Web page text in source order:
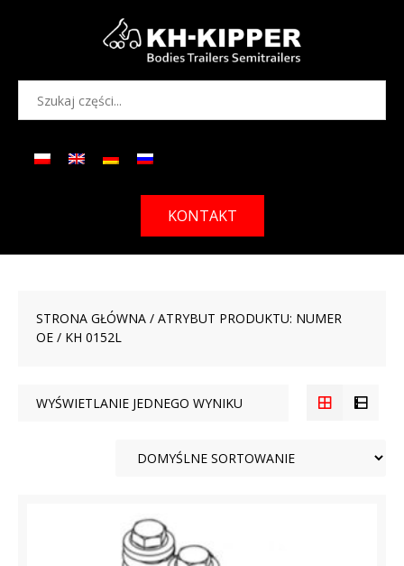
KONTAKT
STRONA GŁÓWNA / ATRYBUT PRODUKTU: NUMER
OE / KH 0152L
WYŚWIETLANIE JEDNEGO WYNIKU